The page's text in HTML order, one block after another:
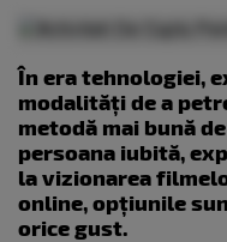
În era tehnologiei,
modalități de a
metodă mai bună
persoana iubită,
la vizionarea
online, opțiunile
orice gust.